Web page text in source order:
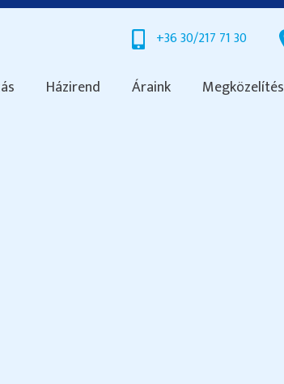
+36 30/217 71 30
Házirend Áraink Megközelítés